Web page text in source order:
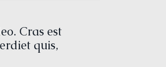
Cras est
quis,